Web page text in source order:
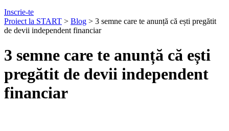
Inscrie-te
Proiect la START > Blog > 3 semne care te anunță că ești pregătit
de devii independent financiar
3 semne care te anunță că ești
pregătit de devii independent
financiar